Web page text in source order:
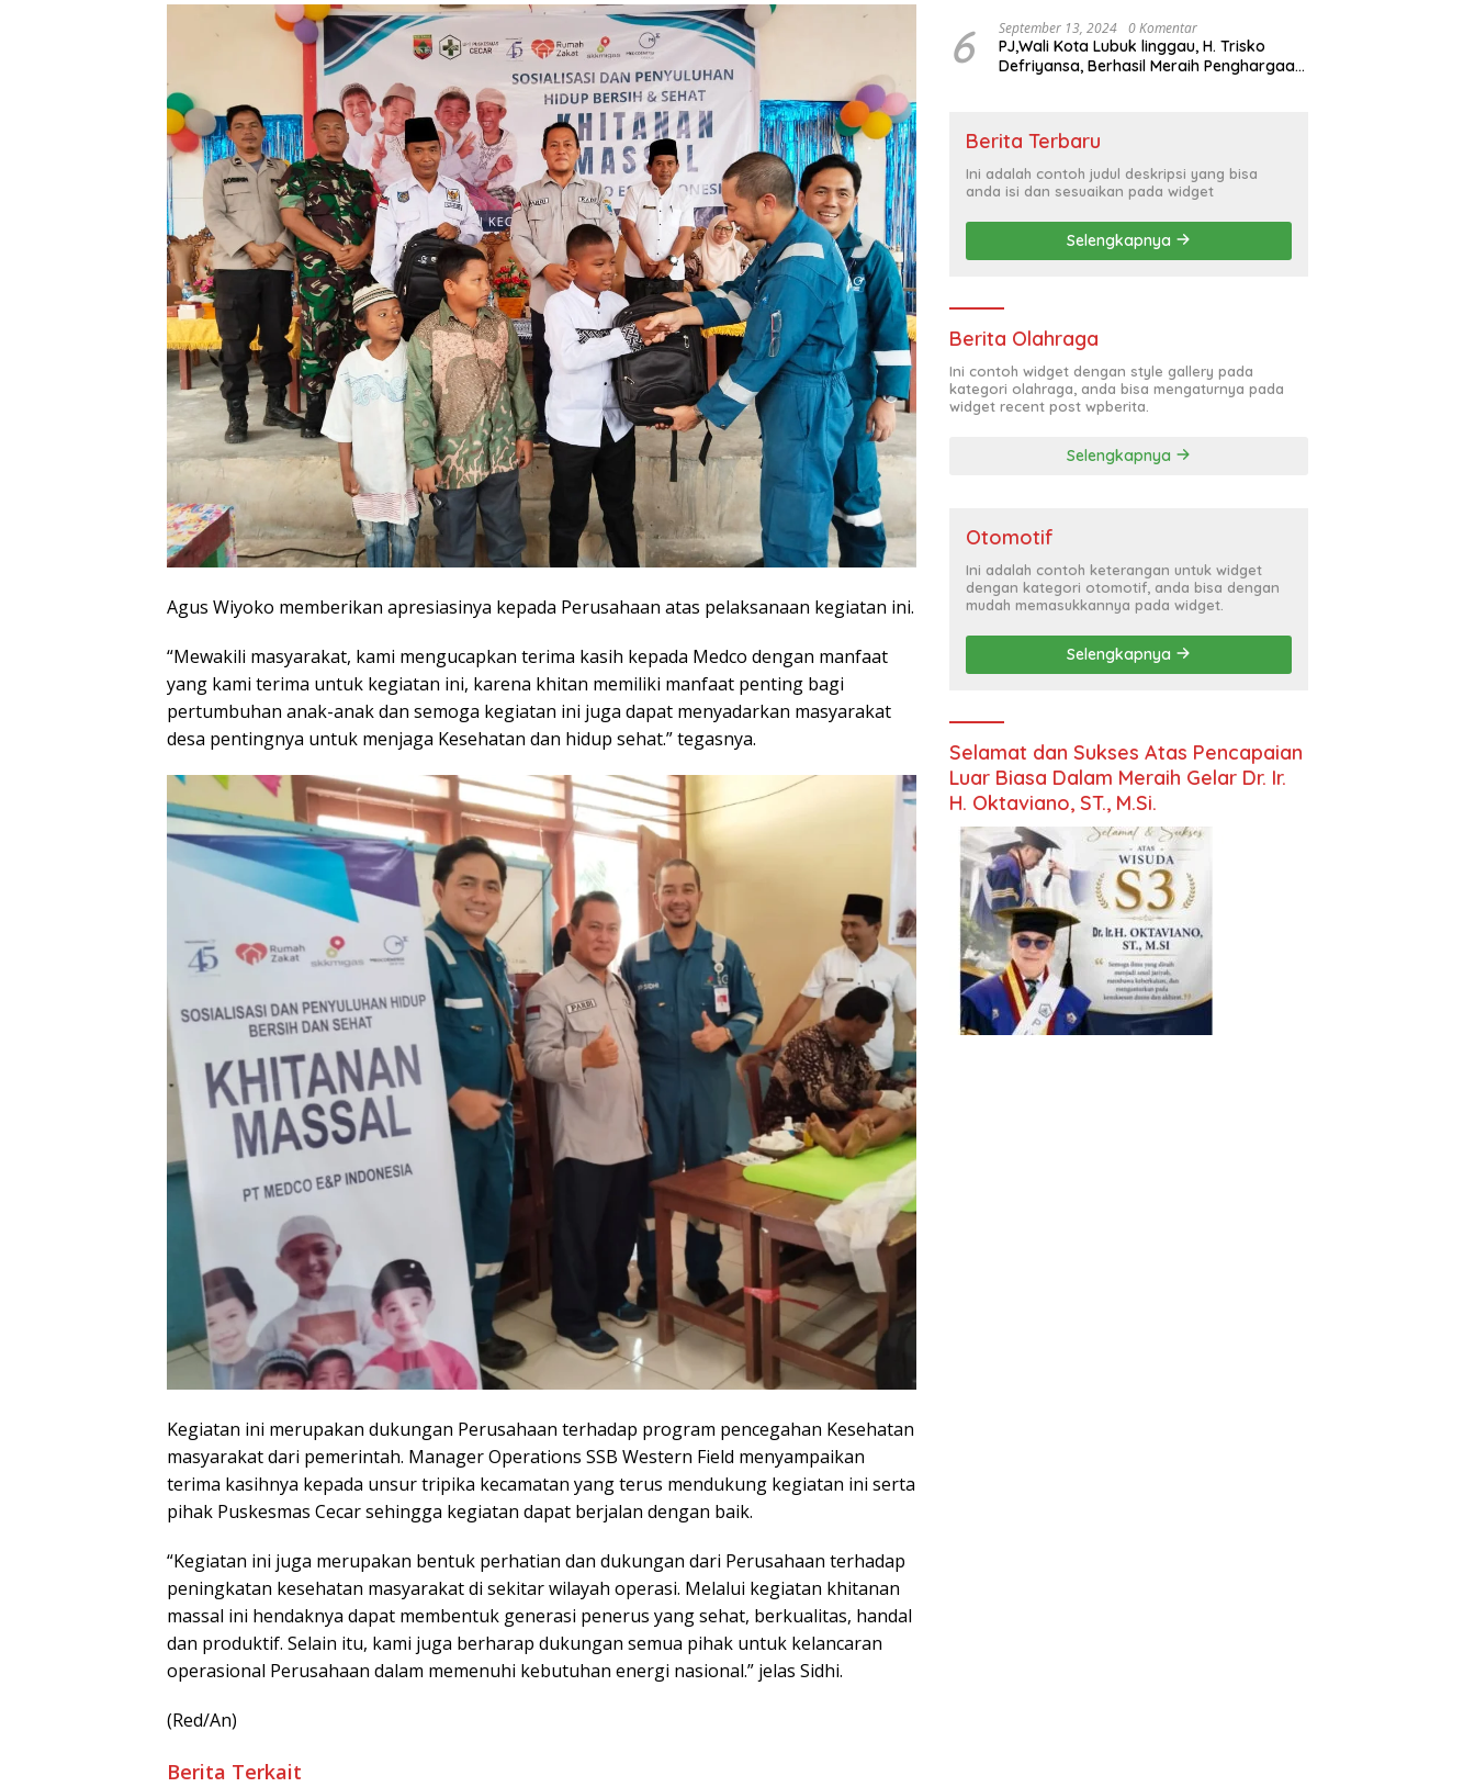
Agus Wiyoko memberikan apresiasinya kepada Perusahaan atas pelaksanaan kegiatan ini.
“Mewakili masyarakat, kami mengucapkan terima kasih kepada Medco dengan manfaat
yang kami terima untuk kegiatan ini, karena khitan memiliki manfaat penting bagi
pertumbuhan anak-anak dan semoga kegiatan ini juga dapat menyadarkan masyarakat
desa pentingnya untuk menjaga Kesehatan dan hidup sehat.” tegasnya.
Kegiatan ini merupakan dukungan Perusahaan terhadap program pencegahan Kesehatan
masyarakat dari pemerintah. Manager Operations SSB Western Field menyampaikan
terima kasihnya kepada unsur tripika kecamatan yang terus mendukung kegiatan ini serta
pihak Puskesmas Cecar sehingga kegiatan dapat berjalan dengan baik.
“Kegiatan ini juga merupakan bentuk perhatian dan dukungan dari Perusahaan terhadap
peningkatan kesehatan masyarakat di sekitar wilayah operasi. Melalui kegiatan khitanan
massal ini hendaknya dapat membentuk generasi penerus yang sehat, berkualitas, handal
dan produktif. Selain itu, kami juga berharap dukungan semua pihak untuk kelancaran
operasional Perusahaan dalam memenuhi kebutuhan energi nasional.” jelas Sidhi.
(Red/An)
Berita Terkait
Hajatan Politik
6 September 13, 2024 0 Komentar
PJ,Wali Kota Lubuk linggau, H. Trisko
Defriyansa, Berhasil Meraih Penghargaan
Berita Terbaru
Ini adalah contoh judul deskripsi yang bisa
anda isi dan sesuaikan pada widget
Selengkapnya
Berita Olahraga
Ini contoh widget dengan style gallery pada
kategori olahraga, anda bisa mengaturnya pada
widget recent post wpberita.
Selengkapnya
Otomotif
Ini adalah contoh keterangan untuk widget
dengan kategori otomotif, anda bisa dengan
mudah memasukkannya pada widget.
Selengkapnya
Selamat dan Sukses Atas Pencapaian
Luar Biasa Dalam Meraih Gelar Dr. Ir.
H. Oktaviano, ST., M.Si.